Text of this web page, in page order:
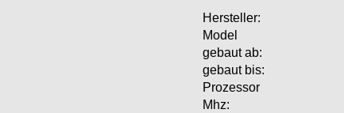
Hersteller:
Model
gebaut ab:
gebaut bis:
Prozessor
Mhz: